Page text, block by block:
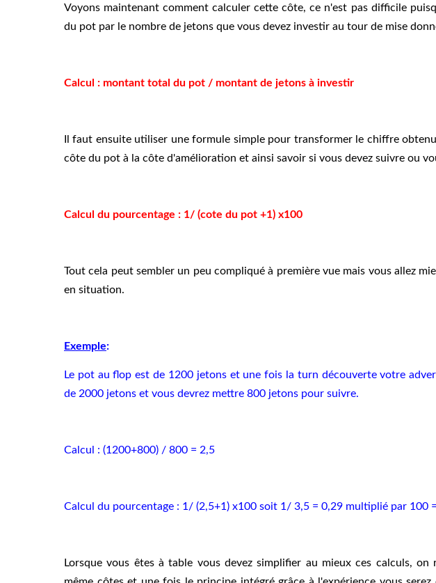
Voyons maintenant comment calculer cette côte, ce n'est pas difficile
du pot par le nombre de jetons que vous devez investir au tour de mise
Calcul : montant total du pot / montant de jetons à investir
Il faut ensuite utiliser une formule simple pour transformer le chiffre
côte du pot à la côte d'amélioration et ainsi savoir si vous devez suivre ou
Calcul du pourcentage : 1/ (cote du pot +1) x100
Tout cela peut sembler un peu compliqué à première vue mais vous allez
en situation.
Exemple:
Le pot au flop est de 1200 jetons et une fois la turn découverte votre
de 2000 jetons et vous devrez mettre 800 jetons pour suivre.
Calcul : (1200+800) / 800 = 2,5
Calcul du pourcentage : 1/ (2,5+1) x100 soit 1/ 3,5 = 0,29 multiplié par 100
Lorsque vous êtes à table vous devez simplifier au mieux ces calculs,